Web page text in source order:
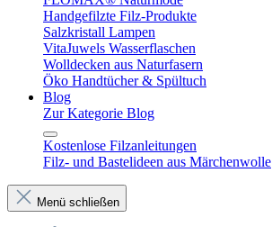
Handgefilzte Filz-Produkte
Salzkristall Lampen
VitaJuwels Wasserflaschen
Wolldecken aus Naturfasern
Öko Handtücher & Spültuch
Blog
Zur Kategorie Blog
Kostenlose Filzanleitungen
Filz- und Bastelideen aus Märchenwolle
Menü schließen